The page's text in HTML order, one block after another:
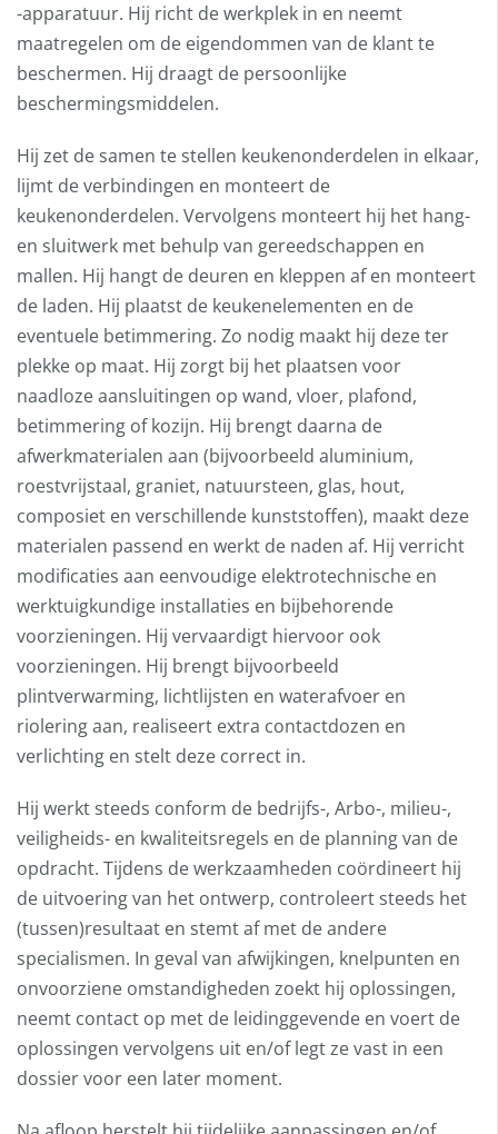
-apparatuur. Hij richt de werkplek in en neemt
maatregelen om de eigendommen van de klant te
beschermen. Hij draagt de persoonlijke
beschermingsmiddelen.
Hij zet de samen te stellen keukenonderdelen in elkaar,
lijmt de verbindingen en monteert de
keukenonderdelen. Vervolgens monteert hij het hang-
en sluitwerk met behulp van gereedschappen en
mallen. Hij hangt de deuren en kleppen af en monteert
de laden. Hij plaatst de keukenelementen en de
eventuele betimmering. Zo nodig maakt hij deze ter
plekke op maat. Hij zorgt bij het plaatsen voor
naadloze aansluitingen op wand, vloer, plafond,
betimmering of kozijn. Hij brengt daarna de
afwerkmaterialen aan (bijvoorbeeld aluminium,
roestvrijstaal, graniet, natuursteen, glas, hout,
composiet en verschillende kunststoffen), maakt deze
materialen passend en werkt de naden af. Hij verricht
modificaties aan eenvoudige elektrotechnische en
werktuigkundige installaties en bijbehorende
voorzieningen. Hij vervaardigt hiervoor ook
voorzieningen. Hij brengt bijvoorbeeld
plintverwarming, lichtlijsten en waterafvoer en
riolering aan, realiseert extra contactdozen en
verlichting en stelt deze correct in.
Hij werkt steeds conform de bedrijfs-, Arbo-, milieu-,
veiligheids- en kwaliteitsregels en de planning van de
opdracht. Tijdens de werkzaamheden coördineert hij
de uitvoering van het ontwerp, controleert steeds het
(tussen)resultaat en stemt af met de andere
specialismen. In geval van afwijkingen, knelpunten en
onvoorziene omstandigheden zoekt hij oplossingen,
neemt contact op met de leidinggevende en voert de
oplossingen vervolgens uit en/of legt ze vast in een
dossier voor een later moment.